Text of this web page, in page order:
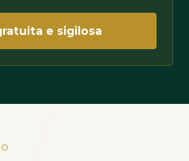
e sigilosa